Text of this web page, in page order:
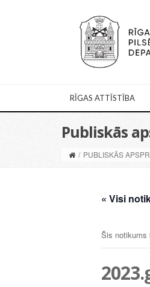
RĪGAS ATTĪSTĪBA
Publiskās
/ PUBLISKĀS
« Visi
Šis notikums